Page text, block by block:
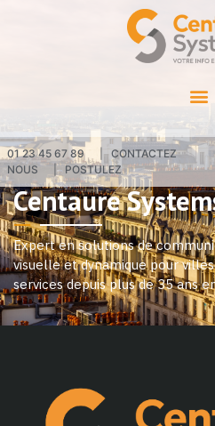
01 23 45 67 89 | CONTACTEZ
NOUS
| POSTULEZ
Centaure
Expert en solutions de
visuelle et dynamique pour
services depuis plus de 35 ans